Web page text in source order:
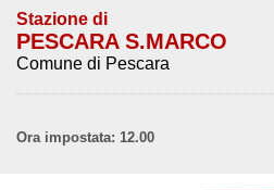
Stazione di
PESCARA S.MARCO
Comune di Pescara
Ora impostata: 12.00